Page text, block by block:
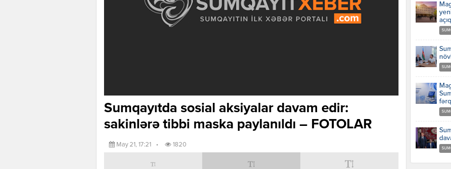
Sumqayıtda sosial aksiyalar davam edir:
sakinlərə tibbi maska paylanıldı – FOTOLAR
May 21, 17:21 • 1820